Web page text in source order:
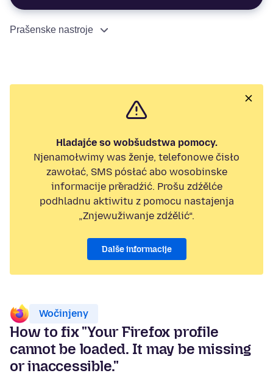
Prašenske nastroje
Hladajće so wobšudstwa pomocy.
Njenamołwimy was ženje, telefonowe čisło
zawołać, SMS pósłać abo wosobinske
informacije přeradźić. Prošu zdźělće
podhladnu aktiwitu z pomocu nastajenja
„Znjewužiwanje zdźělić“.
Dalše informacije
Wočinjeny
How to fix "Your Firefox profile
cannot be loaded. It may be missing
or inaccessible."